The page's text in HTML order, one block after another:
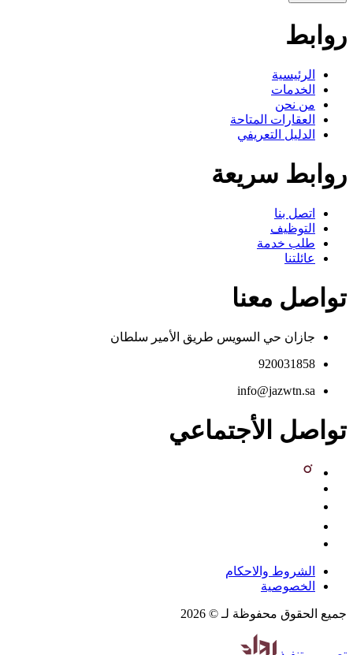
روابط
الرئيسية
الخدمات
من نحن
العقارات المتاحة
الدليل التعريفي
روابط سريعة
اتصل بنا
التوظيف
طلب خدمة
عائلتنا
تواصل معنا
جازان حي السويس طريق الأمير سلطان
920031858
info@jazwtn.sa
تواصل الأجتماعي
الشروط والاحكام
الخصوصية
جميع الحقوق محفوظة لـ © 2026